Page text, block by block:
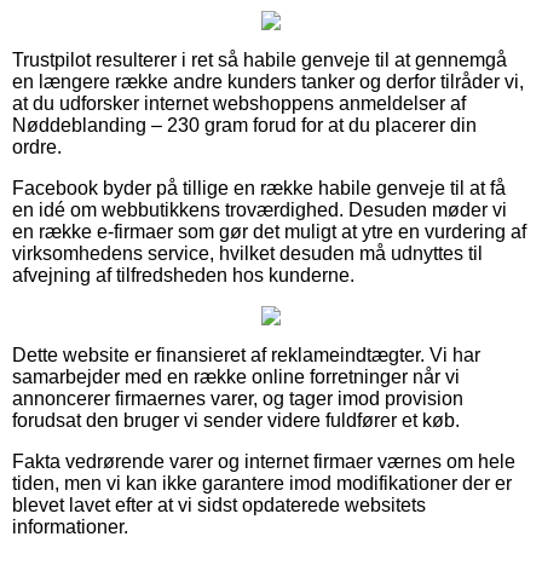
Trustpilot resulterer i ret så habile genveje til at gennemgå
en længere række andre kunders tanker og derfor tilråder vi,
at du udforsker internet webshoppens anmeldelser af
Nøddeblanding – 230 gram forud for at du placerer din
ordre.
Facebook byder på tillige en række habile genveje til at få
en idé om webbutikkens troværdighed. Desuden møder vi
en række e-firmaer som gør det muligt at ytre en vurdering af
virksomhedens service, hvilket desuden må udnyttes til
afvejning af tilfredsheden hos kunderne.
Dette website er finansieret af reklameindtægter. Vi har
samarbejder med en række online forretninger når vi
annoncerer firmaernes varer, og tager imod provision
forudsat den bruger vi sender videre fuldfører et køb.
Fakta vedrørende varer og internet firmaer værnes om hele
tiden, men vi kan ikke garantere imod modifikationer der er
blevet lavet efter at vi sidst opdaterede websitets
informationer.